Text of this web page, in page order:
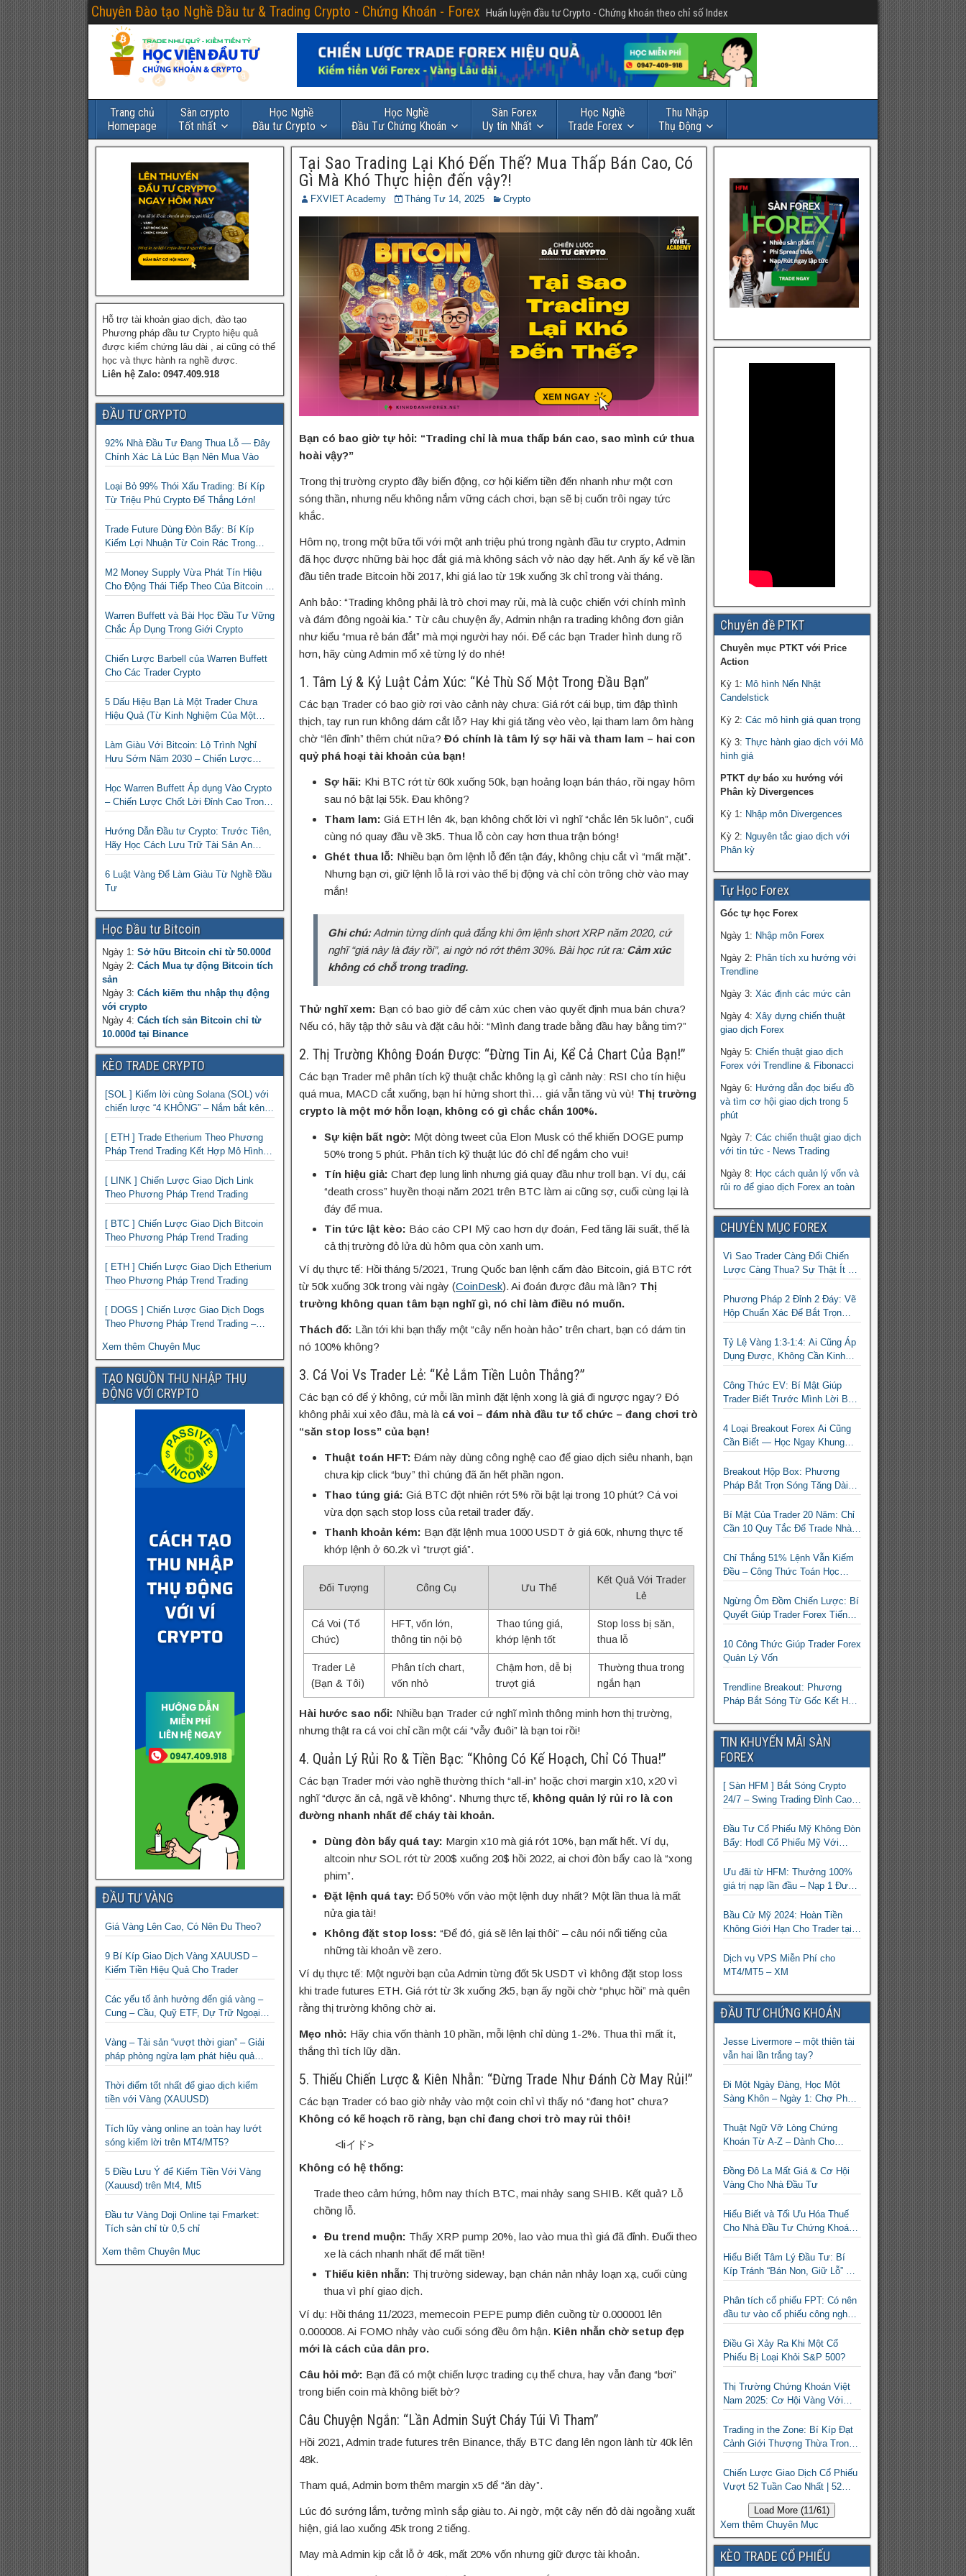
Chuyên Đào tạo Nghề Đầu tư & Trading Crypto - Chứng Khoán - Forex Huấn luyện đầu tư Crypto - Chứng khoán theo chỉ số Index
Trang chủ
Homepage
Sàn crypto
Tốt nhất
Học Nghề
Đầu tư Crypto
Học Nghề
Đầu Tư Chứng Khoán
Sàn Forex
Uy tín Nhất
Học Nghề
Trade Forex
Thu Nhập
Thụ Động
Tại Sao Trading Lại Khó Đến Thế? Mua Thấp Bán Cao, Có
Gì Mà Khó Thực hiện đến vậy?!
FXVIET Academy Tháng Tư 14, 2025 Crypto
Bạn có bao giờ tự hỏi: “Trading chỉ là mua thấp bán cao, sao mình cứ thua
hoài vậy?”
Trong thị trường crypto đầy biến động, cơ hội kiếm tiền đến nhanh như một cơn
sóng thần, nhưng nếu không nắm vững cách chơi, bạn sẽ bị cuốn trôi ngay tức
khắc.
Hôm nọ, trong một bữa tối với một anh triệu phú trong ngành đầu tư crypto, Admin
đã học được những bài học đắt giá mà không sách vở nào dạy hết. Anh ấy kể về lần
đầu tiên trade Bitcoin hồi 2017, khi giá lao từ 19k xuống 3k chỉ trong vài tháng.
Anh bảo: “Trading không phải là trò chơi may rủi, mà là cuộc chiến với chính mình
và đám đông ngoài kia.” Từ câu chuyện ấy, Admin nhận ra trading không đơn giản
như kiểu “mua rẻ bán đắt” mà mọi người hay nói. Để các bạn Trader hình dung rõ
hơn, hãy cùng Admin mổ xẻ từng lý do nhé!
1. Tâm Lý & Kỷ Luật Cảm Xúc: “Kẻ Thù Số Một Trong Đầu Bạn”
Các bạn Trader có bao giờ rơi vào cảnh này chưa: Giá rớt cái bụp, tim đập thình
thịch, tay run run không dám cắt lỗ? Hay khi giá tăng vèo vèo, lại tham lam ôm hàng
chờ “lên đỉnh” thêm chút nữa? Đó chính là tâm lý sợ hãi và tham lam – hai con
quỷ phá hoại tài khoản của bạn!
Sợ hãi: Khi BTC rớt từ 60k xuống 50k, bạn hoảng loạn bán tháo, rồi ngay hôm
sau nó bật lại 55k. Đau không?
Tham lam: Giá ETH lên 4k, bạn không chốt lời vì nghĩ “chắc lên 5k luôn”, cuối
cùng nó quay đầu về 3k5. Thua lỗ còn cay hơn thua trận bóng!
Ghét thua lỗ: Nhiều bạn ôm lệnh lỗ đến tận đáy, không chịu cắt vì “mất mặt”.
Nhưng bạn ơi, giữ lệnh lỗ là rơi vào thế bị động và chỉ còn trông chờ vào may
mắn!
Ghi chú:Admin từng dính quả đắng khi ôm lệnh short XRP năm 2020, cứ
nghĩ “giá này là đáy rồi”, ai ngờ nó rớt thêm 30%. Bài học rút ra: Cảm xúc
không có chỗ trong trading.
Thử nghĩ xem: Bạn có bao giờ để cảm xúc chen vào quyết định mua bán chưa?
Nếu có, hãy tập thở sâu và đặt câu hỏi: “Mình đang trade bằng đầu hay bằng tim?”
2. Thị Trường Không Đoán Được: “Đừng Tin Ai, Kể Cả Chart Của Bạn!”
Các bạn Trader mê phân tích kỹ thuật chắc không lạ gì cảnh này: RSI cho tín hiệu
quá mua, MACD cắt xuống, bạn hí hửng short thì… giá vẫn tăng vù vù! Thị trường
crypto là một mớ hỗn loạn, không có gì chắc chắn 100%.
Sự kiện bất ngờ: Một dòng tweet của Elon Musk có thể khiến DOGE pump
50% trong 5 phút. Phân tích kỹ thuật lúc đó chỉ để ngắm cho vui!
Tín hiệu giả: Chart đẹp lung linh nhưng giá quay đầu như troll bạn. Ví dụ, cái
“death cross” huyền thoại năm 2021 trên BTC làm ai cũng sợ, cuối cùng lại là
đáy để mua.
Tin tức lật kèo: Báo cáo CPI Mỹ cao hơn dự đoán, Fed tăng lãi suất, thế là
cả thị trường đỏ lửa dù hôm qua còn xanh um.
Ví dụ thực tế: Hồi tháng 5/2021, Trung Quốc ban lệnh cấm đào Bitcoin, giá BTC rớt
từ 50k xuống 30k trong vài ngày (CoinDesk). Ai đoán được đâu mà lần? Thị
trường không quan tâm bạn nghĩ gì, nó chỉ làm điều nó muốn.
Thách đố: Lần tới khi bạn thấy một “cây nến hoàn hảo” trên chart, bạn có dám tin
nó 100% không?
3. Cá Voi Vs Trader Lẻ: “Kẻ Lắm Tiền Luôn Thắng?”
Các bạn có để ý không, cứ mỗi lần mình đặt lệnh xong là giá đi ngược ngay? Đó
không phải xui xẻo đâu, mà là cá voi – đám nhà đầu tư tổ chức – đang chơi trò
“săn stop loss” của bạn!
Thuật toán HFT: Đám này dùng công nghệ cao để giao dịch siêu nhanh, bạn
chưa kịp click “buy” thì chúng đã ăn hết phần ngon.
Thao túng giá: Giá BTC đột nhiên rớt 5% rồi bật lại trong 10 phút? Cá voi
vừa dọn sạch stop loss của retail trader đấy.
Thanh khoản kém: Bạn đặt lệnh mua 1000 USDT ở giá 60k, nhưng thực tế
khớp lệnh ở 60.2k vì “trượt giá”.
Đối Tượng Công Cụ Ưu Thế
Kết Quả Với Trader
Lẻ
Cá Voi (Tổ
Chức)
HFT, vốn lớn,
thông tin nội bộ
Thao túng giá,
khớp lệnh tốt
Stop loss bị săn,
thua lỗ
Trader Lẻ
(Bạn & Tôi)
Phân tích chart,
vốn nhỏ
Chậm hơn, dễ bị
trượt giá
Thường thua trong
ngắn hạn
Hài hước sao nổi: Nhiều bạn Trader cứ nghĩ mình thông minh hơn thị trường,
nhưng thật ra cá voi chỉ cần một cái “vẫy đuôi” là bạn toi rồi!
4. Quản Lý Rủi Ro & Tiền Bạc: “Không Có Kế Hoạch, Chỉ Có Thua!”
Các bạn Trader mới vào nghề thường thích “all-in” hoặc chơi margin x10, x20 vì
nghĩ “được ăn cả, ngã về không”. Nhưng thực tế, không quản lý rủi ro là con
đường nhanh nhất để cháy tài khoản.
Dùng đòn bẩy quá tay: Margin x10 mà giá rớt 10%, bạn mất hết. Ví dụ,
altcoin như SOL rớt từ 200$ xuống 20$ hồi 2022, ai chơi đòn bẩy cao là “xong
phim”.
Đặt lệnh quá tay: Đổ 50% vốn vào một lệnh duy nhất? Một lần thua là mất
nửa gia tài!
Không đặt stop loss: “Để đó, giá sẽ lên lại thôi” – câu nói nổi tiếng của
những tài khoản về zero.
Ví dụ thực tế: Một người bạn của Admin từng đốt 5k USDT vì không đặt stop loss
khi trade futures ETH. Giá rớt từ 3k xuống 2k5, bạn ấy ngồi chờ “phục hồi” mà quên
rằng thị trường không chờ ai.
Mẹo nhỏ: Hãy chia vốn thành 10 phần, mỗi lệnh chỉ dùng 1-2%. Thua thì mất ít,
thắng thì tích lũy dần.
5. Thiếu Chiến Lược & Kiên Nhẫn: “Đừng Trade Như Đánh Cờ May Rủi!”
Các bạn Trader có bao giờ nhảy vào một coin chỉ vì thấy nó “đang hot” chưa?
Không có kế hoạch rõ ràng, bạn chỉ đang chơi trò may rủi thôi!
<liイド>
Không có hệ thống:
Trade theo cảm hứng, hôm nay thích BTC, mai nhảy sang SHIB. Kết quả? Lỗ
chồng lỗ.
Đu trend muộn: Thấy XRP pump 20%, lao vào mua thì giá đã đỉnh. Đuổi theo
xe là cách nhanh nhất để mất tiền!
Thiếu kiên nhẫn: Thị trường sideway, bạn chán nản nhảy loạn xạ, cuối cùng
thua vì phí giao dịch.
Ví dụ: Hồi tháng 11/2023, memecoin PEPE pump điên cuồng từ 0.000001 lên
0.000008. Ai FOMO nhảy vào cuối sóng đều ôm hận. Kiên nhẫn chờ setup đẹp
mới là cách của dân pro.
Câu hỏi mở: Bạn đã có một chiến lược trading cụ thể chưa, hay vẫn đang “bơi”
trong biển coin mà không biết bờ?
Câu Chuyện Ngắn: “Lần Admin Suýt Cháy Túi Vì Tham”
Hồi 2021, Admin trade futures trên Binance, thấy BTC đang lên ngon lành từ 40k lên
48k.
Tham quá, Admin bơm thêm margin x5 để “ăn dày”.
Lúc đó sướng lắm, tưởng mình sắp giàu to. Ai ngờ, một cây nến đỏ dài ngoằng xuất
hiện, giá lao xuống 45k trong 2 tiếng.
May mà Admin kịp cắt lỗ ở 46k, mất 20% vốn nhưng giữ được tài khoản.
Hỗ trợ tài khoản giao dịch, đào tạo
Phương pháp đầu tư Crypto hiệu quả
được kiểm chứng lâu dài , ai cũng có thể
học và thực hành ra nghề được.
Liên hệ Zalo: 0947.409.918
ĐẦU TƯ CRYPTO
92% Nhà Đầu Tư Đang Thua Lỗ — Đây
Chính Xác Là Lúc Bạn Nên Mua Vào
Loại Bỏ 99% Thói Xấu Trading: Bí Kíp
Từ Triệu Phú Crypto Để Thắng Lớn!
Trade Future Dùng Đòn Bẩy: Bí Kíp
Kiếm Lợi Nhuận Từ Coin Rác Trong
Khống
M2 Money Supply Vừa Phát Tín Hiệu
Cho Động Thái Tiếp Theo Của Bitcoin —
Warren Buffett và Bài Học Đầu Tư Vững
Chắc Áp Dụng Trong Giới Crypto
Chiến Lược Barbell của Warren Buffett
Cho Các Trader Crypto
5 Dấu Hiệu Bạn Là Một Trader Chưa
Hiệu Quả (Từ Kinh Nghiệm Của Một
Làm Giàu Với Bitcoin: Lộ Trình Nghỉ
Hưu Sớm Năm 2030 – Chiến Lược
Học Warren Buffett Áp dụng Vào Crypto
– Chiến Lược Chốt Lời Đỉnh Cao Trong
Hướng Dẫn Đầu tư Crypto: Trước Tiên,
Hãy Học Cách Lưu Trữ Tài Sản An
6 Luật Vàng Để Làm Giàu Từ Nghề Đầu
Tư
Học Đầu tư Bitcoin
Ngày 1: Sở hữu Bitcoin chỉ từ 50.000đ
Ngày 2: Cách Mua tự động Bitcoin tích
sản
Ngày 3: Cách kiếm thu nhập thụ động
với crypto
Ngày 4: Cách tích sản Bitcoin chỉ từ
10.000đ tại Binance
KÈO TRADE CRYPTO
[SOL ] Kiếm lời cùng Solana (SOL) với
chiến lược “4 KHÔNG” – Nắm bắt kênh
[ ETH ] Trade Etherium Theo Phương
Pháp Trend Trading Kết Hợp Mô Hình
[ LINK ] Chiến Lược Giao Dịch Link
Theo Phương Pháp Trend Trading
[ BTC ] Chiến Lược Giao Dịch Bitcoin
Theo Phương Pháp Trend Trading
[ ETH ] Chiến Lược Giao Dịch Etherium
Theo Phương Pháp Trend Trading
[ DOGS ] Chiến Lược Giao Dịch Dogs
Theo Phương Pháp Trend Trading –
Xem thêm Chuyên Mục
TẠO NGUỒN THU NHẬP THỤ
ĐỘNG VỚI CRYPTO
ĐẦU TƯ VÀNG
Giá Vàng Lên Cao, Có Nên Đu Theo?
9 Bí Kíp Giao Dịch Vàng XAUUSD –
Kiếm Tiền Hiệu Quả Cho Trader
Các yếu tố ảnh hưởng đến giá vàng –
Cung – Cầu, Quỹ ETF, Dự Trữ Ngoại
Vàng – Tài sản “vượt thời gian” – Giải
pháp phòng ngừa lạm phát hiệu quả
Thời điểm tốt nhất để giao dịch kiếm
tiền với Vàng (XAUUSD)
Tích lũy vàng online an toàn hay lướt
sóng kiếm lời trên MT4/MT5?
5 Điều Lưu Ý để Kiếm Tiền Với Vàng
(Xauusd) trên Mt4, Mt5
Đầu tư Vàng Doji Online tại Fmarket:
Tích sản chỉ từ 0,5 chỉ
Xem thêm Chuyên Mục
Chuyên đề PTKT
Chuyên mục PTKT với Price
Action
Kỳ 1: Mô hình Nến Nhật
Candelstick
Kỳ 2: Các mô hình giá quan trọng
Kỳ 3: Thực hành giao dịch với Mô
hình giá
PTKT dự báo xu hướng với
Phân kỳ Divergences
Kỳ 1: Nhập môn Divergences
Kỳ 2: Nguyên tắc giao dịch với
Phân kỳ
Tự Học Forex
Góc tự học Forex
Ngày 1: Nhập môn Forex
Ngày 2: Phân tích xu hướng với
Trendline
Ngày 3: Xác định các mức cản
Ngày 4: Xây dựng chiến thuật
giao dịch Forex
Ngày 5: Chiến thuật giao dịch
Forex với Trendline & Fibonacci
Ngày 6: Hướng dẫn đọc biểu đồ
và tìm cơ hội giao dịch trong 5
phút
Ngày 7: Các chiến thuật giao dịch
với tin tức - News Trading
Ngày 8: Học cách quản lý vốn và
rủi ro để giao dịch Forex an toàn
CHUYÊN MỤC FOREX
Vì Sao Trader Càng Đổi Chiến
Lược Càng Thua? Sự Thật Ít Ai
Phương Pháp 2 Đỉnh 2 Đáy: Vẽ
Hộp Chuẩn Xác Để Bắt Trọn
Tỷ Lệ Vàng 1:3-1:4: Ai Cũng Áp
Dụng Được, Không Cần Kinh
Công Thức EV: Bí Mật Giúp
Trader Biết Trước Mình Lời Bao
4 Loại Breakout Forex Ai Cũng
Cần Biết — Học Ngay Khung
Vẫn Ăn Tiền
Breakout Hộp Box: Phương
Pháp Bắt Trọn Sóng Tăng Dài
Bí Mật Của Trader 20 Năm: Chỉ
Cần 10 Quy Tắc Để Trade Nhàn
Chỉ Thắng 51% Lệnh Vẫn Kiếm
Đều – Công Thức Toán Học
Thắng Nhiều Lệnh
Ngừng Ôm Đồm Chiến Lược: Bí
Quyết Giúp Trader Forex Tiến
10 Công Thức Giúp Trader Forex
Quản Lý Vốn
Trendline Breakout: Phương
Pháp Bắt Sóng Từ Gốc Kết Hợp
Trader Forex
TIN KHUYẾN MÃI SÀN
FOREX
[ Sàn HFM ] Bắt Sóng Crypto
24/7 – Swing Trading Đỉnh Cao
Đầu Tư Cổ Phiếu Mỹ Không Đòn
Bẩy: Hodl Cổ Phiếu Mỹ Với
Đều Đều | cổ phiếu CFD
Ưu đãi từ HFM: Thưởng 100%
giá trị nạp lần đầu – Nạp 1 Được
Ngay!
Bầu Cử Mỹ 2024: Hoàn Tiền
Không Giới Hạn Cho Trader tại
Dịch vụ VPS Miễn Phí cho
MT4/MT5 – XM
ĐẦU TƯ CHỨNG KHOÁN
Jesse Livermore – một thiên tài
vẫn hai lần trắng tay?
Đi Một Ngày Đàng, Học Một
Sàng Khôn – Ngày 1: Chợ Phố
Thuật Ngữ Vỡ Lòng Chứng
Khoán Từ A-Z – Dành Cho
Đồng Đô La Mất Giá & Cơ Hội
Vàng Cho Nhà Đầu Tư
Hiểu Biết và Tối Ưu Hóa Thuế
Cho Nhà Đầu Tư Chứng Khoán
Hiểu Biết Tâm Lý Đầu Tư: Bí
Kíp Tránh “Bán Non, Giữ Lỗ” Để
Chứng Khoán
Phân tích cổ phiếu FPT: Có nên
đầu tư vào cổ phiếu công nghệ
Điều Gì Xảy Ra Khi Một Cổ
Phiếu Bị Loại Khỏi S&P 500?
Thị Trường Chứng Khoán Việt
Nam 2025: Cơ Hội Vàng Với
Trading in the Zone: Bí Kíp Đạt
Cảnh Giới Thượng Thừa Trong
Chiến Lược Giao Dịch Cổ Phiếu
Vượt 52 Tuần Cao Nhất | 52
Week High | Stock Screener
Load More (11/61)
Xem thêm Chuyên Mục
KÈO TRADE CỔ PHIẾU